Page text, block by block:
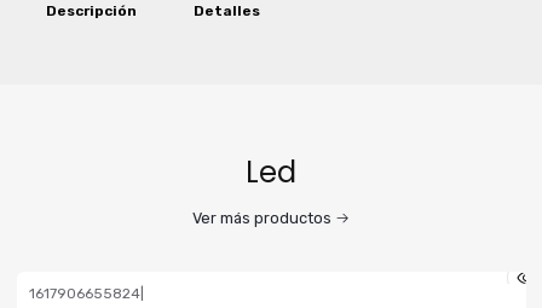
Descripción Detalles
Led
Ver más productos
1617906655824|